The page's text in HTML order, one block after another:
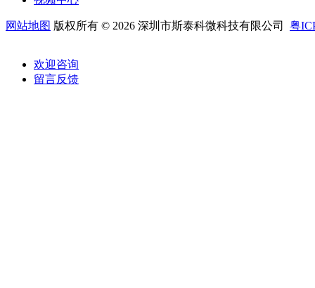
网站地图 版权所有 © 2026 深圳市斯泰科微科技有限公司 粤
欢迎咨询
留言反馈